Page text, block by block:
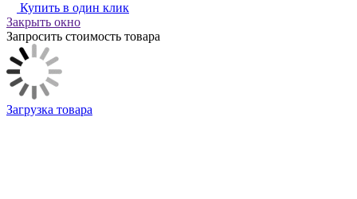
Купить в один клик
Закрыть окно
Запросить стоимость товара
Загрузка товара